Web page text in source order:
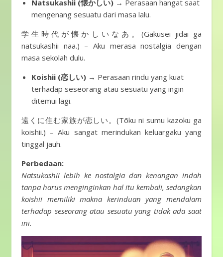
Natsukashii (懐かしい) → Perasaan hangat saat
mengenang sesuatu dari masa lalu.
学生時代が懐かしいなあ。(Gakusei jidai ga
natsukashii naa.) – Aku merasa nostalgia dengan
masa sekolah dulu.
Koishii (恋しい) → Perasaan rindu yang kuat
terhadap seseorang atau sesuatu yang ingin
ditemui lagi.
遠くに住む家族が恋しい。(Tōku ni sumu kazoku ga
koishii.) – Aku sangat merindukan keluargaku yang
tinggal jauh.
Perbedaan:
Natsukashii lebih ke nostalgia dan kenangan indah
tanpa harus menginginkan hal itu kembali, sedangkan
koishii memiliki makna kerinduan yang mendalam
terhadap seseorang atau sesuatu yang tidak ada saat
ini.